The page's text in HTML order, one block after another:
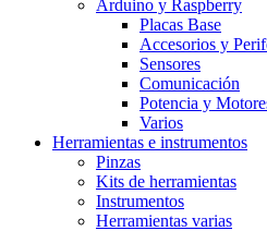
Arduino y Raspberry
Placas Base
Accesorios y
Sensores
Comunicación
Potencia y
Varios
Herramientas e instrumentos
Pinzas
Kits de herramientas
Instrumentos
Herramientas varias